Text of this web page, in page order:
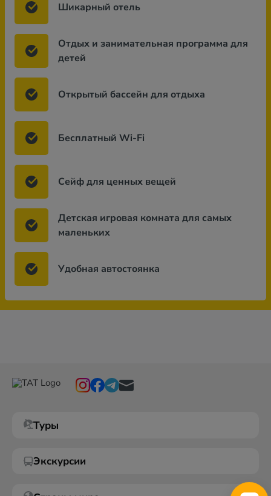
Шикарный отель
Отдых и занимательная программа для
детей
Открытый бассейн для отдыха
Бесплатный Wi-Fi
Сейф для ценных вещей
Детская игровая комната для самых
маленьких
Удобная автостоянка
Туры
Экскурсии